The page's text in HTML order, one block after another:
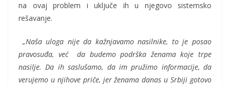
na ovaj problem i uključe ih u njegovo sistemsko
rešavanje.
„Naša uloga nije da kažnjavamo nasilnike, to je posao
pravosuđa, već da budemo podrška ženama koje trpe
nasilje. Da ih saslušamo, da im pružimo informacije, da
verujemo u njihove priče, jer ženama danas u Srbiji gotovo